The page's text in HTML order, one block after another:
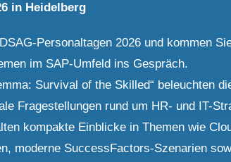
in Heidelberg
Personaltagen 2026 und kommen
im SAP-Umfeld ins Gespräch.
Survival of the Skilled“ beleuchten
Fragestellungen rund um HR- und IT-
kompakte Einblicke in Themen wie
moderne SuccessFactors-Szenarien